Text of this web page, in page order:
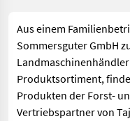
vorbei geschaut und es
Geschäftszeiten für ein
Aus einem
Sommersguter GmbH
Produktsortiment,
Produkten der Forst-
Vertriebspartner von